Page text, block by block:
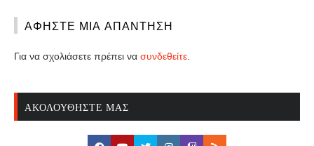
ΑΦΉΣΤΕ ΜΙΑ ΑΠΆΝΤΗΣΗ
Για να σχολιάσετε πρέπει να συνδεθείτε
ΑΚΟΛΟΥΘΉΣΤΕ ΜΑΣ